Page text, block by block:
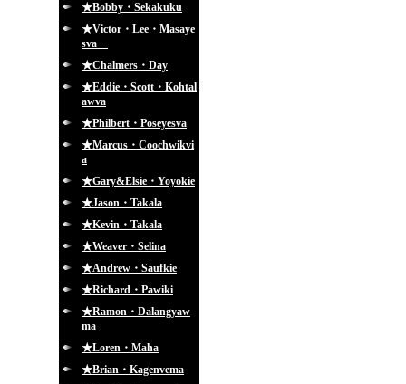
★Bobby・Sekakuku
★Victor・Lee・Masaye
sva
★Chalmers・Day
★Eddie・Scott・Kohtal
awva
★Philbert・Poseyesva
★Marcus・Coochwikvi
a
★Gary&Elsie・Yoyokie
★Jason・Takala
★Kevin・Takala
★Weaver・Selina
★Andrew・Saufkie
★Richard・Pawiki
★Ramon・Dalangyaw
ma
★Loren・Maha
★Brian・Kagenvema